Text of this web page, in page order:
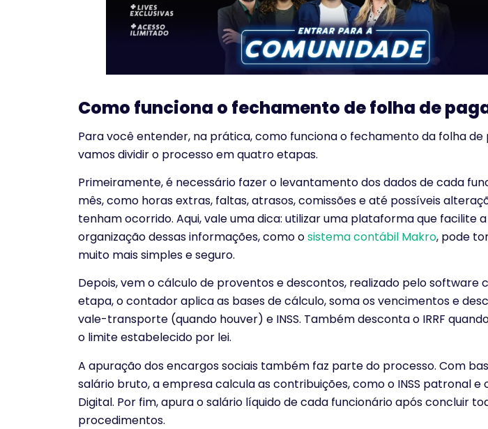
Como funciona o fechamento de folha de
Para você entender, na prática, como funciona o fechamento da folha
vamos dividir o processo em quatro etapas.
Primeiramente, é necessário fazer o levantamento dos dados de cada
mês, como horas extras, faltas, atrasos, comissões e até possíveis
tenham ocorrido. Aqui, vale uma dica: utilizar uma plataforma que facilite
organização dessas informações, como osistema contábil Makro, pode
muito mais simples e seguro.
Depois, vem o cálculo de proventos e descontos, realizado pelo software
etapa, o contador aplica as bases de cálculo, soma os vencimentos e
vale-transporte (quando houver) e INSS. Também desconta o IRRF
o limite estabelecido por lei.
A apuração dos encargos sociais também faz parte do processo. Com
salário bruto, a empresa calcula as contribuições, como o INSS patronal e
Digital. Por fim, apura o salário líquido de cada funcionário após concluir
procedimentos.